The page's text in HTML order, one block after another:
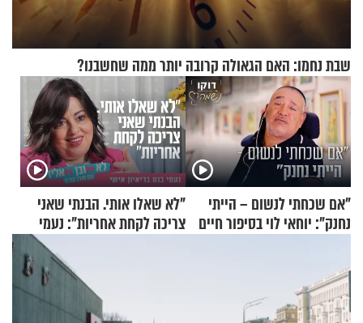
שבת נחמו: האם הגאולה קרובה יותר ממה שחשבנו?
"אם שכחתי לנשום – הייתי
נחנק": יוחאי לוי בסיפור חיים
"לא שאלו אותי. הבנתי שאני
צריכה לקחת אחריות": נעמי